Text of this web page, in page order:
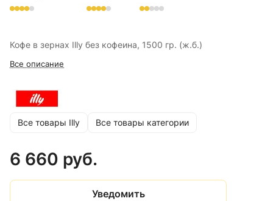
Кофе в зернах Illy без кофеина, 1500 гр. (ж.б.)
Все описание
Все товары Illy Все товары категории
6 660 руб.
Уведомить